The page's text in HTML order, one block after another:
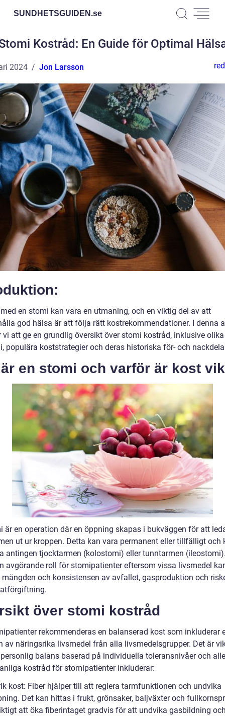
SUNDHETSGUIDEN.se
Kostråd: En Guide för Optimal
2024 Jon Larsson
en stomi kan vara en utmaning, och en viktig del av att
god hälsa är att följa rätt kostrekommendationer. I denna
vi att ge en grundlig översikt över stomi kostråd, inklusive
populära koststrategier och deras historiska för- och
är en stomi och varför är kost
är en operation där en öppning skapas i bukväggen för att
ut ur kroppen. Detta kan vara permanent eller tillfälligt och
antingen tjocktarmen (kolostomi) eller tunntarmen
avgörande roll för stomipatienter eftersom vissa livsmedel
mängden och konsistensen av avfallet, gasproduktion och
över stomi kostråd
rekommenderas en balanserad kost som inkluderar
av näringsrika livsmedel från alla livsmedelsgrupper. Det är
balans baserad på individuella toleransnivåer och
kostråd för stomipatienter inkluderar:
kost: Fiber hjälper till att reglera tarmfunktionen och undvika
Det kan hittas i frukt, grönsaker, baljväxter och
att öka fiberintaget gradvis för att undvika gasbildning